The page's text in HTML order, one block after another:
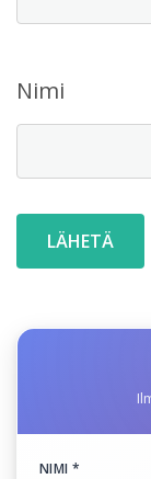
Nimi
NIMI *